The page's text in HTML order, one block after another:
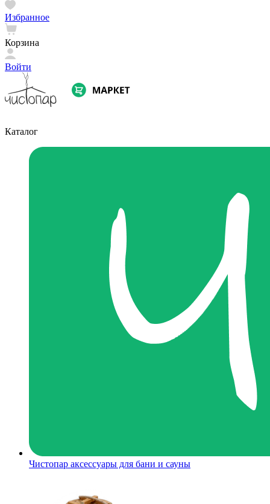
Избранное
Корзина
Войти
Каталог
Чистопар аксессуары для бани и сауны